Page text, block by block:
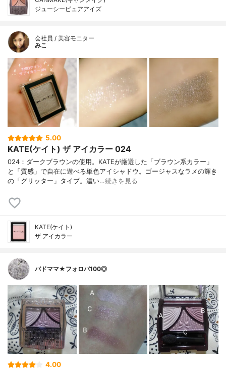
ジューシーピュアアイズ
会社員 / 美容モニター
みこ
5.00
KATE(ケイト) ザ アイカラー 024
024：ダークブラウンの使用。KATEが厳選した「ブラウン系カラー」
と「質感」で自在に遊べる単色アイシャドウ。ゴージャスなラメの輝き
の「グリッター」タイプ。濃い…続きを見る
KATE(ケイト)
ザ アイカラー
バドママ★フォロバ100◎
4.00